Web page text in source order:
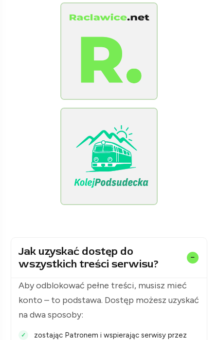
Jak uzyskać dostęp do
wszystkich treści serwisu?
Aby odblokować pełne treści, musisz mieć
konto – to podstawa. Dostęp możesz uzyskać
na dwa sposoby:
zostając Patronem i wspierając serwisy przez